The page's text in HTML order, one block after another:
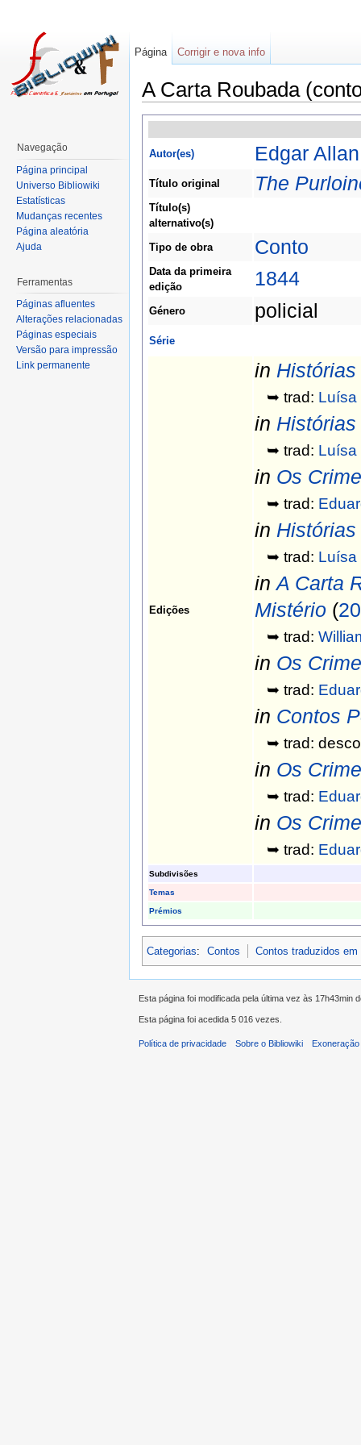
A Carta Roubada
Autor(es) Edgar
Título original The
Título(s)
alternativo(s)
Tipo de obra
Conto
Data da primeira
edição
1844
Género policial
Série
Edições
in
➥ trad: Luísa
in
➥ trad: Luísa
in Os
➥ trad:
in
➥ trad: Luísa
in A Carta
Mistério (
➥ trad:
in Os
➥ trad:
in Contos
➥ trad:
in Os
➥ trad:
in Os
➥ trad:
Subdivisões
Temas
Prémios
Categorias: Contos Contos traduzidos em
Página Corrigir e nova info
Navegação
Página principal
Universo Bibliowiki
Estatísticas
Mudanças recentes
Página aleatória
Ajuda
Ferramentas
Páginas afluentes
Alterações relacionadas
Páginas especiais
Versão para impressão
Link permanente
Esta página foi modificada pela última vez às 17h43min
Esta página foi acedida 5 016 vezes.
Política de privacidade Sobre o Bibliowiki